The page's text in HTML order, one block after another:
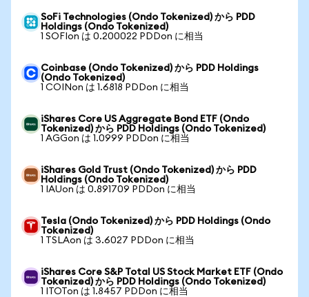
SoFi Technologies (Ondo Tokenized) から PDD
Holdings (Ondo Tokenized)
1 SOFIon は 0.200022 PDDon に相当
Coinbase (Ondo Tokenized) から PDD Holdings
(Ondo Tokenized)
1 COINon は 1.6818 PDDon に相当
iShares Core US Aggregate Bond ETF (Ondo
Tokenized) から PDD Holdings (Ondo Tokenized)
1 AGGon は 1.0999 PDDon に相当
iShares Gold Trust (Ondo Tokenized) から PDD
Holdings (Ondo Tokenized)
1 IAUon は 0.891709 PDDon に相当
Tesla (Ondo Tokenized) から PDD Holdings (Ondo
Tokenized)
1 TSLAon は 3.6027 PDDon に相当
iShares Core S&P Total US Stock Market ETF (Ondo
Tokenized) から PDD Holdings (Ondo Tokenized)
1 ITOTon は 1.8457 PDDon に相当